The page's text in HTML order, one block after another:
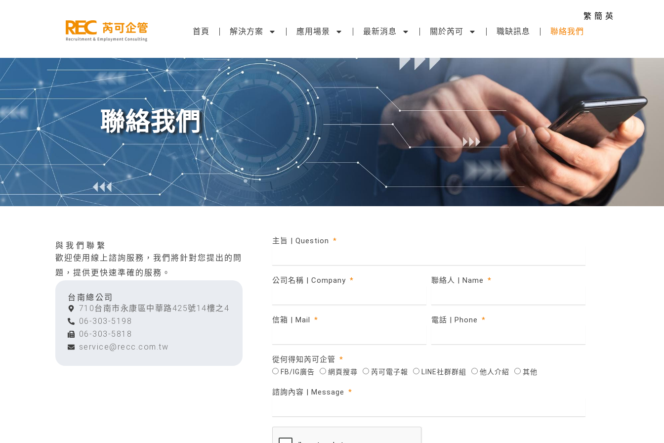
內
容
繁 簡 英
首頁
解決方案 應用場景 最新消息 關於芮可 職缺訊息 聯絡我們
聯絡我們
與我們聯繫
歡迎使用線上諮詢服務，我們將針對您提出的問
題，提供更快速準確的服務。
台南總公司
710台南市永康區中華路425號14樓之4
06-303-5198
06-303-5818
service@recc.com.tw
主旨 | Question
公司名稱 | Company 聯絡人 | Name
信箱 | Mail 電話 | Phone
從何得知芮可企管
FB/IG廣告 網頁搜尋 芮可電子報 LINE社群群組 他人介紹 其他
諮詢內容 | Message